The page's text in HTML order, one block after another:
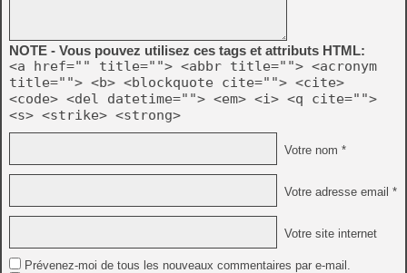
NOTE - Vous pouvez utilisez ces tags et attributs HTML:
<a href="" title=""> <abbr title=""> <acronym
title=""> <b> <blockquote cite=""> <cite>
<code> <del datetime=""> <em> <i> <q cite="">
<s> <strike> <strong>
Votre nom *
Votre adresse email *
Votre site internet
Prévenez-moi de tous les nouveaux commentaires par e-mail.